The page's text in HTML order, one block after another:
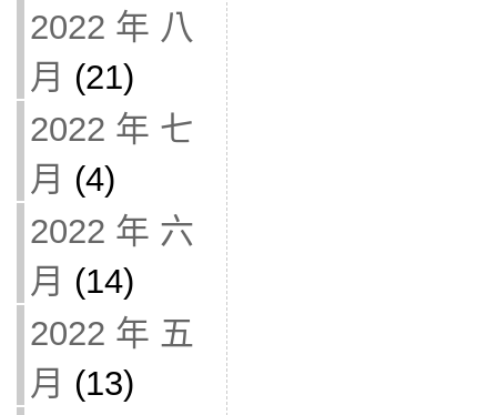
2022 年 八
月 (21)
2022 年 七
月 (4)
2022 年 六
月 (14)
2022 年 五
月 (13)